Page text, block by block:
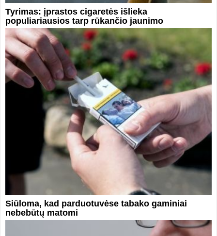
Tyrimas: įprastos cigaretės išlieka
populiariausios tarp rūkančio jaunimo
Siūloma, kad parduotuvėse tabako gaminiai
nebebūtų matomi